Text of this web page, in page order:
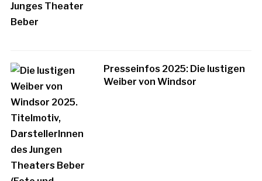
Presseinfos 2025: Die lustigen
Weiber von Windsor